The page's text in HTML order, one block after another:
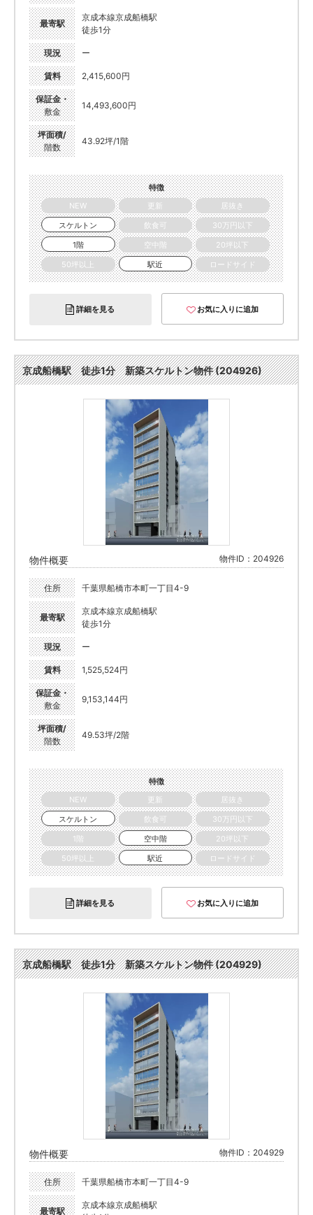
最寄駅
京成本線京成船橋駅
徒歩1分
現況 ー
賃料 2,415,600円
保証金・
敷金
14,493,600円
坪面積/
階数
43.92坪/1階
特徴
NEW
更新
居抜き
スケルトン
飲食可
30万円以下
1階
空中階
20坪以下
50坪以上
駅近 ロードサイド
詳細を見る お気に入りに追加
京成船橋駅 徒歩1分 新築スケルトン物件 (204926)
物件概要 物件ID：204926
住所 千葉県船橋市本町一丁目4-9
最寄駅
京成本線京成船橋駅
徒歩1分
現況 ー
賃料 1,525,524円
保証金・
敷金
9,153,144円
坪面積/
階数
49.53坪/2階
特徴
NEW
更新
居抜き
スケルトン
飲食可
30万円以下
1階
空中階
20坪以下
50坪以上
駅近 ロードサイド
詳細を見る お気に入りに追加
京成船橋駅 徒歩1分 新築スケルトン物件 (204929)
物件概要 物件ID：204929
住所 千葉県船橋市本町一丁目4-9
最寄駅
京成本線京成船橋駅